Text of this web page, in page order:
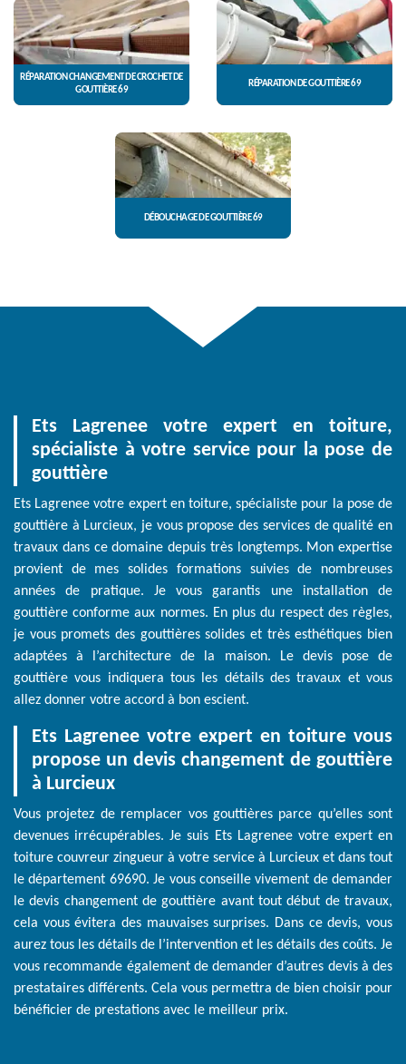
RÉPARATION CHANGEMENT DE CROCHET DE
GOUTTIÈRE 69
RÉPARATION DE GOUTTIÈRE 69
DÉBOUCHAGE DE GOUTTIÈRE 69
Ets Lagrenee votre expert en toiture,
spécialiste à votre service pour la pose de
gouttière
Ets Lagrenee votre expert en toiture, spécialiste pour la pose de
gouttière à Lurcieux, je vous propose des services de qualité en
travaux dans ce domaine depuis très longtemps. Mon expertise
provient de mes solides formations suivies de nombreuses
années de pratique. Je vous garantis une installation de
gouttière conforme aux normes. En plus du respect des règles,
je vous promets des gouttières solides et très esthétiques bien
adaptées à l’architecture de la maison. Le devis pose de
gouttière vous indiquera tous les détails des travaux et vous
allez donner votre accord à bon escient.
Ets Lagrenee votre expert en toiture vous
propose un devis changement de gouttière
à Lurcieux
Vous projetez de remplacer vos gouttières parce qu’elles sont
devenues irrécupérables. Je suis Ets Lagrenee votre expert en
toiture couvreur zingueur à votre service à Lurcieux et dans tout
le département 69690. Je vous conseille vivement de demander
le devis changement de gouttière avant tout début de travaux,
cela vous évitera des mauvaises surprises. Dans ce devis, vous
aurez tous les détails de l’intervention et les détails des coûts. Je
vous recommande également de demander d’autres devis à des
prestataires différents. Cela vous permettra de bien choisir pour
bénéficier de prestations avec le meilleur prix.